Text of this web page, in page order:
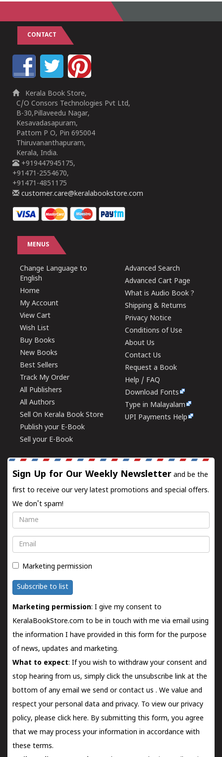
CONTACT
Kerala Book Store,
C/O Consors Technologies Pvt Ltd,
B-30,Pillaveedu Nagar,
Kesavadasapuram,
Pattom P O, Pin 695004
Thiruvananthapuram,
Kerala, India.
+919447945175,
+91471-2554670,
+91471-4851175
customer.care@keralabookstore.com
MENUS
Change Language to
English
Home
My Account
View Cart
Wish List
Buy Books
New Books
Best Sellers
Track My Order
All Publishers
All Authors
Sell On Kerala Book Store
Publish your E-Book
Sell your E-Book
Advanced Search
Advanced Cart Page
What is Audio Book ?
Shipping & Returns
Privacy Notice
Conditions of Use
About Us
Contact Us
Request a Book
Help / FAQ
Download Fonts
Type in Malayalam
UPI Payments Help
Sign Up for Our Weekly Newsletter and be the
first to receive our very latest promotions and special offers.
We don't spam!
Name
Email
Marketing permission
Subscribe to list
Marketing permission: I give my consent to
KeralaBookStore.com to be in touch with me via email using
the information I have provided in this form for the purpose
of news, updates and marketing.
What to expect: If you wish to withdraw your consent and
stop hearing from us, simply click the unsubscribe link at the
bottom of any email we send orcontact us . We value and
respect your personal data and privacy. To view our privacy
policy, please click here. By submitting this form, you agree
that we may process your information in accordance with
these terms.